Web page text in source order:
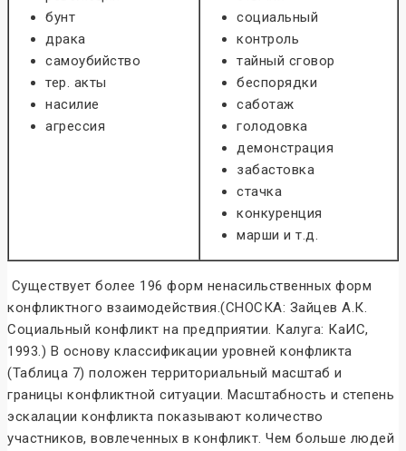
бунт
драка
самоубийство
тер. акты
насилие
агрессия
социальный
контроль
тайный сговор
беспорядки
саботаж
голодовка
демонстрация
забастовка
стачка
конкуренция
марши и т.д.
Существует более 196 форм ненасильственных форм
конфликтного взаимодействия.(СНОСКА: Зайцев А.К.
Социальный конфликт на предприятии. Калуга: КаИС,
1993.) В основу классификации уровней конфликта
(Таблица 7) положен территориальный масштаб и
границы конфликтной ситуации. Масштабность и степень
эскалации конфликта показывают количество
участников, вовлеченных в конфликт. Чем больше людей